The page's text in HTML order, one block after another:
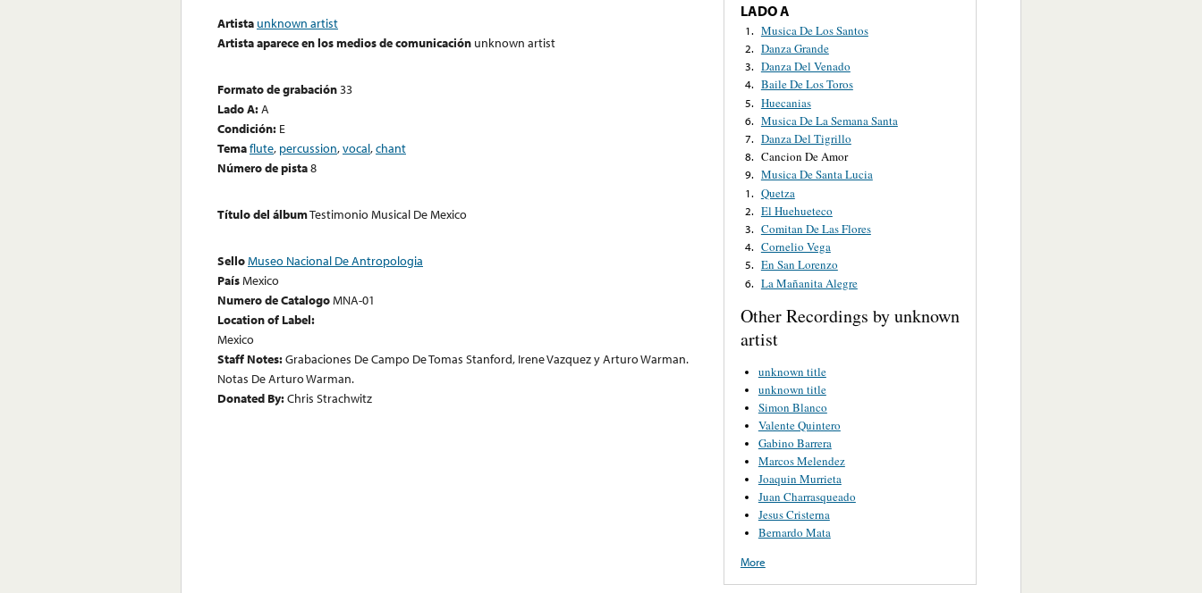
Artista unknown artist
Artista aparece en los medios de comunicación unknown artist
Formato de grabación33
Lado A:A
Condición: E
Temaflute, percussion,vocal,chant
Número de pista8
Título del álbumTestimonio Musical De Mexico
SelloMuseo Nacional De Antropologia
PaísMexico
Numero de CatalogoMNA-01
Location of Label:
Mexico
Staff Notes:Grabaciones De Campo De Tomas Stanford, Irene Vazquez y Arturo Warman.
Notas De Arturo Warman.
Donated By:Chris Strachwitz
LADO A
1. Musica De Los Santos
2. Danza Grande
3. Danza Del Venado
4. Baile De Los Toros
5. Huecanias
6. Musica De La Semana Santa
7. Danza Del Tigrillo
8. Cancion De Amor
9. Musica De Santa Lucia
1. Quetza
2. El Huehueteco
3. Comitan De Las Flores
4. Cornelio Vega
5. En San Lorenzo
6. La Mañanita Alegre
Other Recordings by unknown
artist
unknown title
unknown title
Simon Blanco
Valente Quintero
Gabino Barrera
Marcos Melendez
Joaquin Murrieta
Juan Charrasqueado
Jesus Cristerna
Bernardo Mata
More